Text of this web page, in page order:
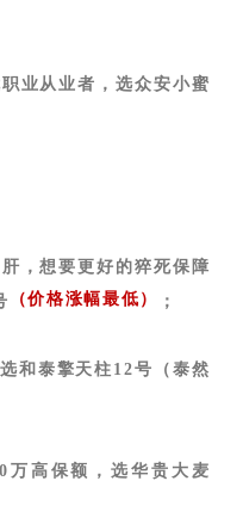
业从业者，选众安小蜜
，想要更好的猝死保障
（价格涨幅最低） ；
和泰擎天柱12号（泰然
万高保额，选华贵大麦